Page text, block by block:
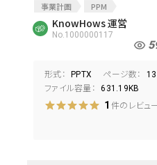
事業計画
PPM
プロダクトポートフォリオマネジメント
投資判断
キャズム
KnowHows 運営
No.1000000117
形式： PPTX ページ数： 13
ファイル容量： 631.19KB
1 件のレビュ